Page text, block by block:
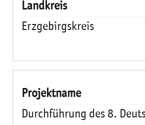
Erzgebirgskreis
Durchführung des 8.